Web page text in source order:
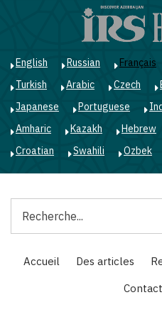
English Russian Français
Turkish
Arabic Czech
Japanese
Portuguese
Amharic
Kazakh Hebrew
Croatian
Swahili Ozbek
Main
navigation
Accueil Des articles